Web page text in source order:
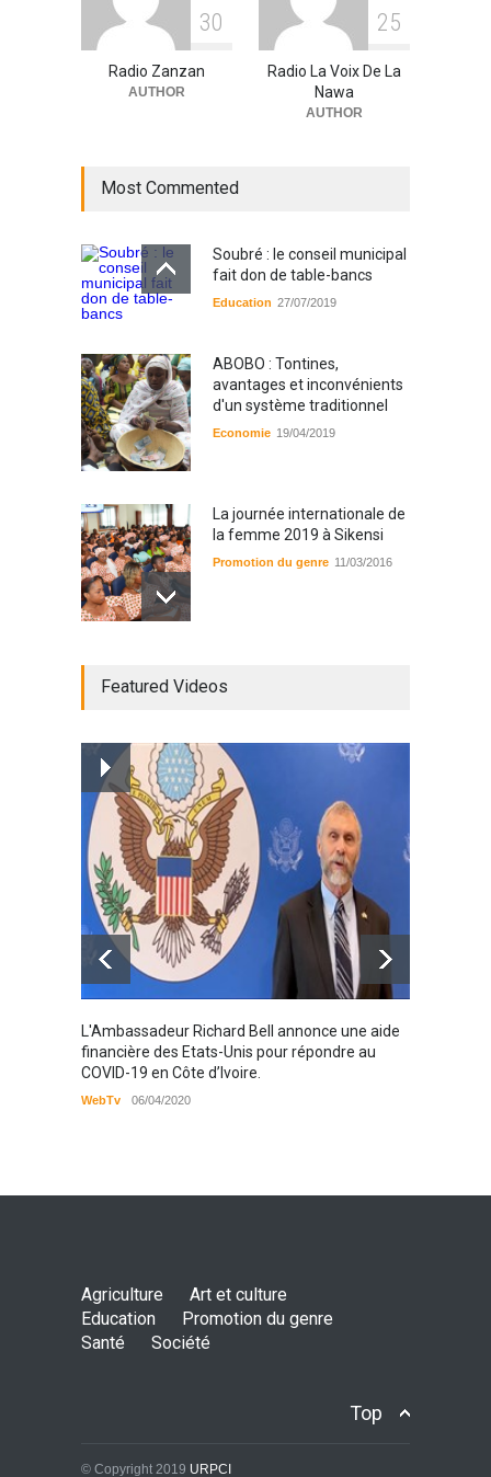
30
Radio Zanzan
AUTHOR
25
Radio La Voix De La
Nawa
AUTHOR
Most Commented
Soubré : le conseil municipal
fait don de table-bancs
Education 27/07/2019
ABOBO : Tontines,
avantages et inconvénients
d'un système traditionnel
Economie 19/04/2019
La journée internationale de
la femme 2019 à Sikensi
Promotion du genre 11/03/2016
Radio partenaire
Magazine : le service de
prise en charge des
personnes vivantes avec le
VIH
Santé 25/03/2019
Featured Videos
L'Ambassadeur Richard Bell annonce une aide
financière des Etats-Unis pour répondre au
COVID-19 en Côte d’Ivoire.
WebTv 06/04/2020
Agriculture
Art et culture
Education
Promotion du genre
Santé
Société
Top
© Copyright 2019 URPCI